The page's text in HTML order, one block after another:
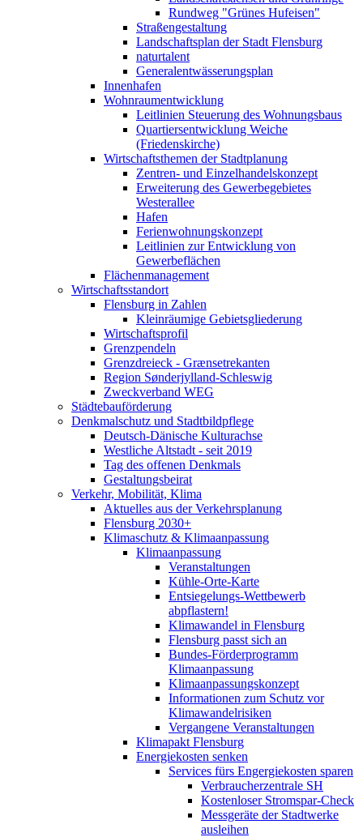
Rundweg "Grünes Hufeisen"
Straßengestaltung
Landschaftsplan der Stadt Flensburg
naturtalent
Generalentwässerungsplan
Innenhafen
Wohnraumentwicklung
Leitlinien Steuerung des Wohnungsbaus
Quartiersentwicklung Weiche
(Friedenskirche)
Wirtschaftsthemen der Stadtplanung
Zentren- und Einzelhandelskonzept
Erweiterung des Gewerbegebietes
Westerallee
Hafen
Ferienwohnungskonzept
Leitlinien zur Entwicklung von
Gewerbeflächen
Flächenmanagement
Wirtschaftsstandort
Flensburg in Zahlen
Kleinräumige Gebietsgliederung
Wirtschaftsprofil
Grenzpendeln
Grenzdreieck - Grænsetrekanten
Region Sønderjylland-Schleswig
Zweckverband WEG
Städtebauförderung
Denkmalschutz und Stadtbildpflege
Deutsch-Dänische Kulturachse
Westliche Altstadt - seit 2019
Tag des offenen Denkmals
Gestaltungsbeirat
Verkehr, Mobilität, Klima
Aktuelles aus der Verkehrsplanung
Flensburg 2030+
Klimaschutz & Klimaanpassung
Klimaanpassung
Veranstaltungen
Kühle-Orte-Karte
Entsiegelungs-Wettbewerb
abpflastern!
Klimawandel in Flensburg
Flensburg passt sich an
Bundes-Förderprogramm
Klimaanpassung
Klimaanpassungskonzept
Informationen zum Schutz vor
Klimawandelrisiken
Vergangene Veranstaltungen
Klimapakt Flensburg
Energiekosten senken
Services fürs Engergiekosten sparen
Verbraucherzentrale SH
Kostenloser Stromspar-Check
Messgeräte der Stadtwerke
ausleihen